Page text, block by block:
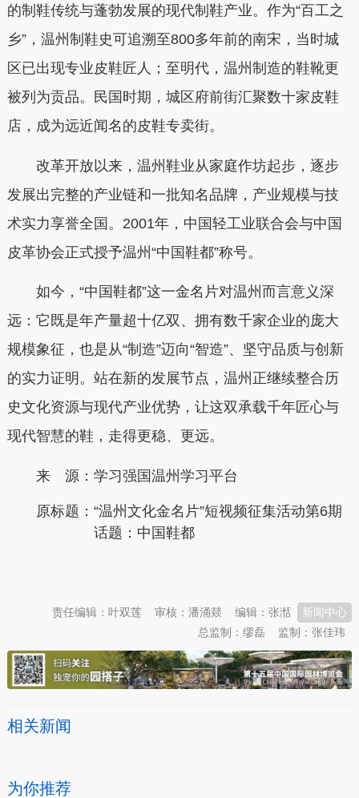
的制鞋传统与蓬勃发展的现代制鞋产业。作为“百工之
乡”，温州制鞋史可追溯至800多年前的南宋，当时城
区已出现专业皮鞋匠人；至明代，温州制造的鞋靴更
被列为贡品。民国时期，城区府前街汇聚数十家皮鞋
店，成为远近闻名的皮鞋专卖街。
改革开放以来，温州鞋业从家庭作坊起步，逐步
发展出完整的产业链和一批知名品牌，产业规模与技
术实力享誉全国。2001年，中国轻工业联合会与中国
皮革协会正式授予温州“中国鞋都”称号。
如今，“中国鞋都”这一金名片对温州而言意义深
远：它既是年产量超十亿双、拥有数千家企业的庞大
规模象征，也是从“制造”迈向“智造”、坚守品质与创新
的实力证明。站在新的发展节点，温州正继续整合历
史文化资源与现代产业优势，让这双承载千年匠心与
现代智慧的鞋，走得更稳、更远。
来 源：学习强国温州学习平台
原标题： “温州文化金名片”短视频征集活动第6期
话题：中国鞋都
新闻中心
编辑：张湉
审核：潘涌燚
责任编辑：叶双莲
监制：张佳玮
总监制：缪磊
相关新闻
为你推荐